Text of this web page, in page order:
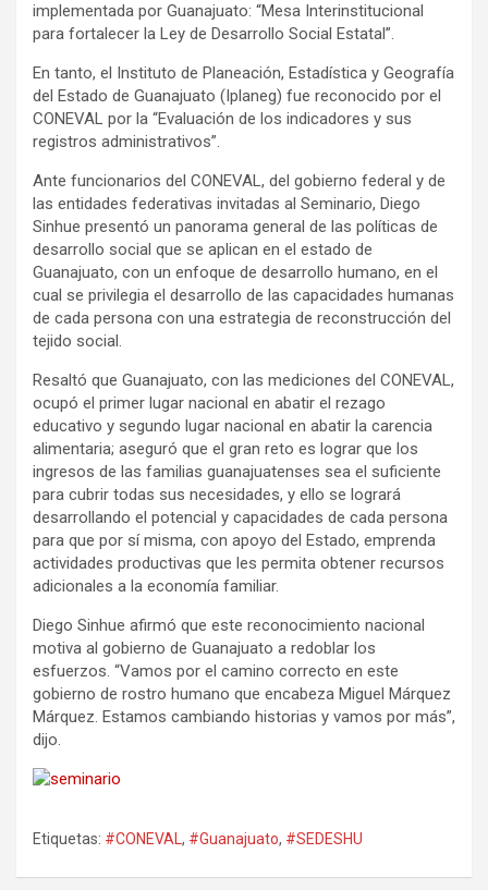
implementada por Guanajuato: “Mesa Interinstitucional
para fortalecer la Ley de Desarrollo Social Estatal”.
En tanto, el Instituto de Planeación, Estadística y Geografía
del Estado de Guanajuato (Iplaneg) fue reconocido por el
CONEVAL por la “Evaluación de los indicadores y sus
registros administrativos”.
Ante funcionarios del CONEVAL, del gobierno federal y de
las entidades federativas invitadas al Seminario, Diego
Sinhue presentó un panorama general de las políticas de
desarrollo social que se aplican en el estado de
Guanajuato, con un enfoque de desarrollo humano, en el
cual se privilegia el desarrollo de las capacidades humanas
de cada persona con una estrategia de reconstrucción del
tejido social.
Resaltó que Guanajuato, con las mediciones del CONEVAL,
ocupó el primer lugar nacional en abatir el rezago
educativo y segundo lugar nacional en abatir la carencia
alimentaria; aseguró que el gran reto es lograr que los
ingresos de las familias guanajuatenses sea el suficiente
para cubrir todas sus necesidades, y ello se logrará
desarrollando el potencial y capacidades de cada persona
para que por sí misma, con apoyo del Estado, emprenda
actividades productivas que les permita obtener recursos
adicionales a la economía familiar.
Diego Sinhue afirmó que este reconocimiento nacional
motiva al gobierno de Guanajuato a redoblar los
esfuerzos. “Vamos por el camino correcto en este
gobierno de rostro humano que encabeza Miguel Márquez
Márquez. Estamos cambiando historias y vamos por más”,
dijo.
Etiquetas: #CONEVAL, #Guanajuato, #SEDESHU